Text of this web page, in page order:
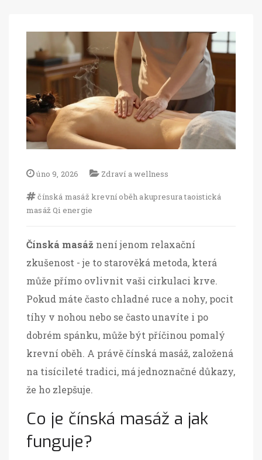
úno 9, 2026 Zdraví a wellness
čínská masáž krevní oběh akupresurataoistická
masáž Qi energie
Čínská masáž není jenom relaxační
zkušenost - je to starověká metoda, která
může přímo ovlivnit vaši cirkulaci krve.
Pokud máte často chladné ruce a nohy, pocit
tíhy v nohou nebo se často unavíte i po
dobrém spánku, může být příčinou pomalý
krevní oběh. A právě čínská masáž, založená
na tisícileté tradici, má jednoznačné důkazy,
že ho zlepšuje.
Co je čínská masáž a jak
funguje?